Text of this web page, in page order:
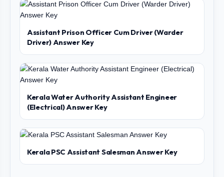
Assistant Prison Officer Cum Driver (Warder
Driver) Answer Key
Kerala Water Authority Assistant Engineer
(Electrical) Answer Key
Kerala PSC Assistant Salesman Answer Key